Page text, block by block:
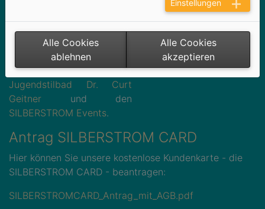
Erlebniswelten
Deutschlands, sowie am
Strandbad Filzteich, dem
Jugendstilbad Dr. Curt
Geitner und den
SILBERSTROM Events.
Antrag SILBERSTROM CARD
Hier können Sie unsere kostenlose Kundenkarte - die
SILBERSTROM CARD - beantragen:
SILBERSTROMCARD_Antrag_mit_AGB.pdf
Einstellungen
Alle Cookies
ablehnen
Alle Cookies
akzeptieren